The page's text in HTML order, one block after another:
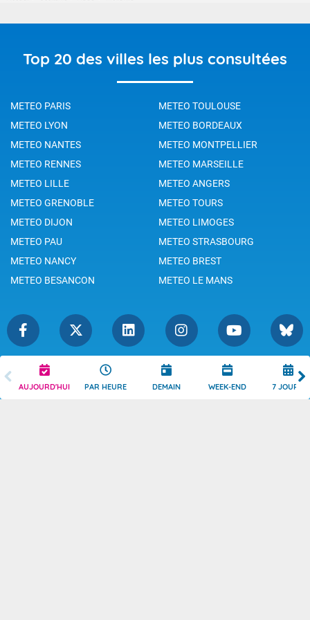
AUJOURD'HUI PAR HEURE DEMAIN WEEK-END 7 JOURS
Top 20 des villes les plus consultées
METEO PARIS
METEO TOULOUSE
METEO LYON
METEO BORDEAUX
METEO NANTES
METEO MONTPELLIER
METEO RENNES
METEO MARSEILLE
METEO LILLE
METEO ANGERS
METEO GRENOBLE
METEO TOURS
METEO DIJON
METEO LIMOGES
METEO PAU
METEO STRASBOURG
METEO NANCY
METEO BREST
METEO BESANCON
METEO LE MANS